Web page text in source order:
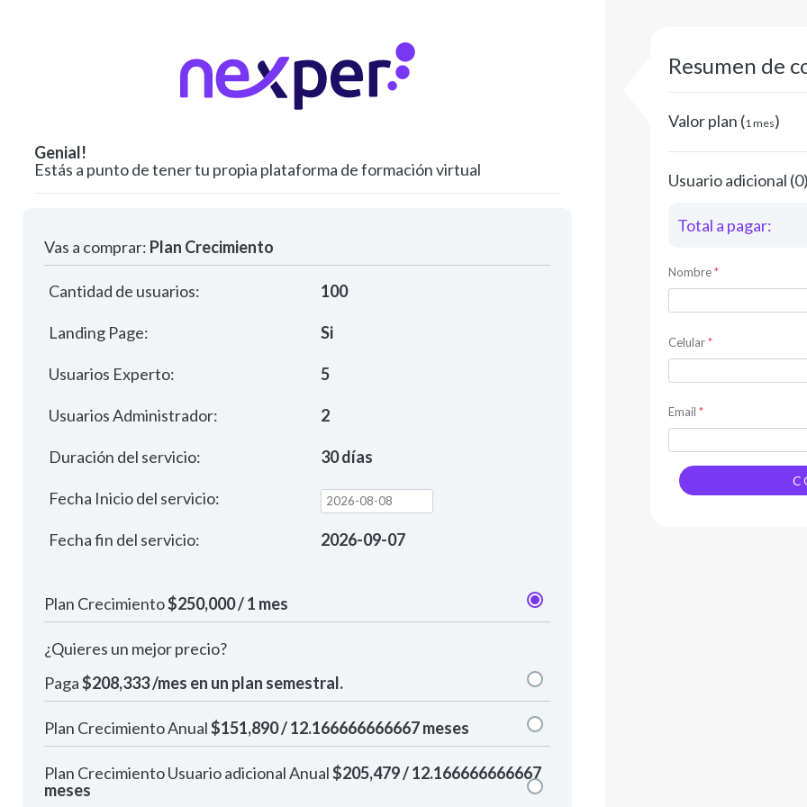
Genial!
Estás a punto de tener tu propia plataforma de formación virtual
Vas a comprar: Plan Crecimiento
Cantidad de usuarios: 100
Landing Page: Si
Usuarios Experto: 5
Usuarios Administrador: 2
Duración del servicio: 30 días
Fecha Inicio del servicio:
Fecha fin del servicio: 2026-09-07
Plan Crecimiento$250,000 / 1 mes
¿Quieres un mejor precio?
Paga$208,333 /mes en un plan semestral.
Plan Crecimiento Anual$151,890 / 12.166666666667 meses
Plan Crecimiento Usuario adicional Anual$205,479 / 12.166666666667
meses
Resumen de
Valor plan (1 mes)
Usuario adicional (0)
Total a pagar:
Nombre*
Celular*
Email *